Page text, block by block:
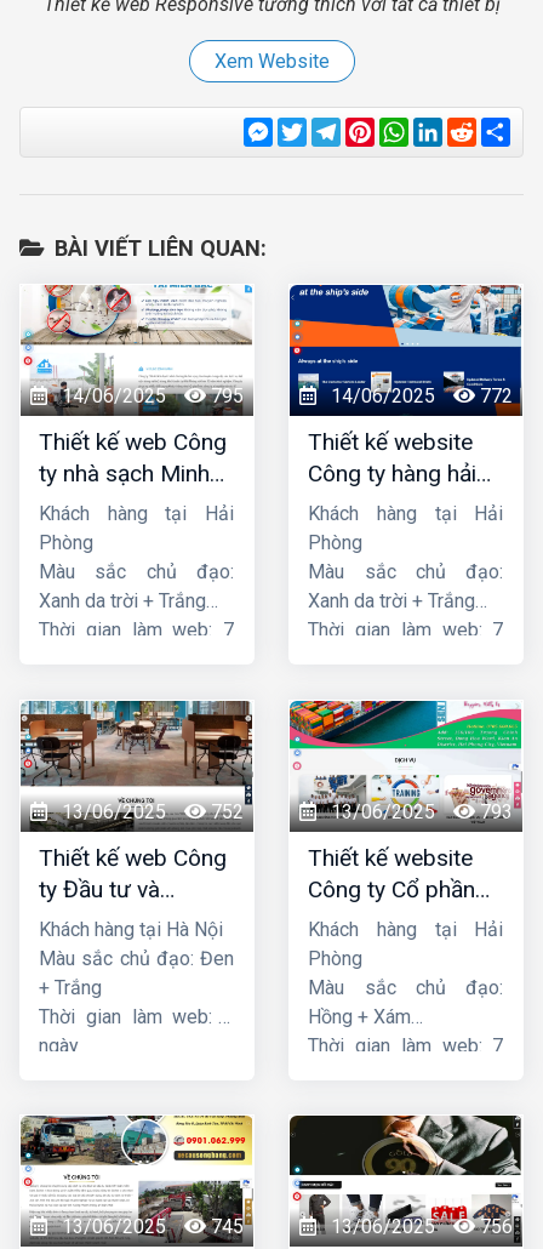
Xem Website
Messenger
TwitterTelegram
Pinterest
WhatsApp
LinkedIn
Reddit
BÀI VIẾT LIÊN QUAN:
14/06/2025 795
Thiết kế web Công
ty nhà sạch Minh
Dương
Khách hàng tại Hải
Phòng
Màu sắc chủ đạo:
Xanh da trời + Trắng
Thời gian làm web: 7
14/06/2025 772
Thiết kế website
Công ty hàng hải
liên minh
Khách hàng tại Hải
Phòng
Màu sắc chủ đạo:
Xanh da trời + Trắng
Thời gian làm web: 7
13/06/2025 752
Thiết kế web Công
ty Đầu tư và
Thương mại Five-
Star
Khách hàng tại Hà Nội
Màu sắc chủ đạo: Đen
+ Trắng
Thời gian làm web: 7
ngày
13/06/2025 793
Thiết kế website
Công ty Cổ phần
dịch vụ hàng hải
Sen
Khách hàng tại Hải
Phòng
Màu sắc chủ đạo:
Hồng + Xám
Thời gian làm web: 7
13/06/2025 745 13/06/2025 756